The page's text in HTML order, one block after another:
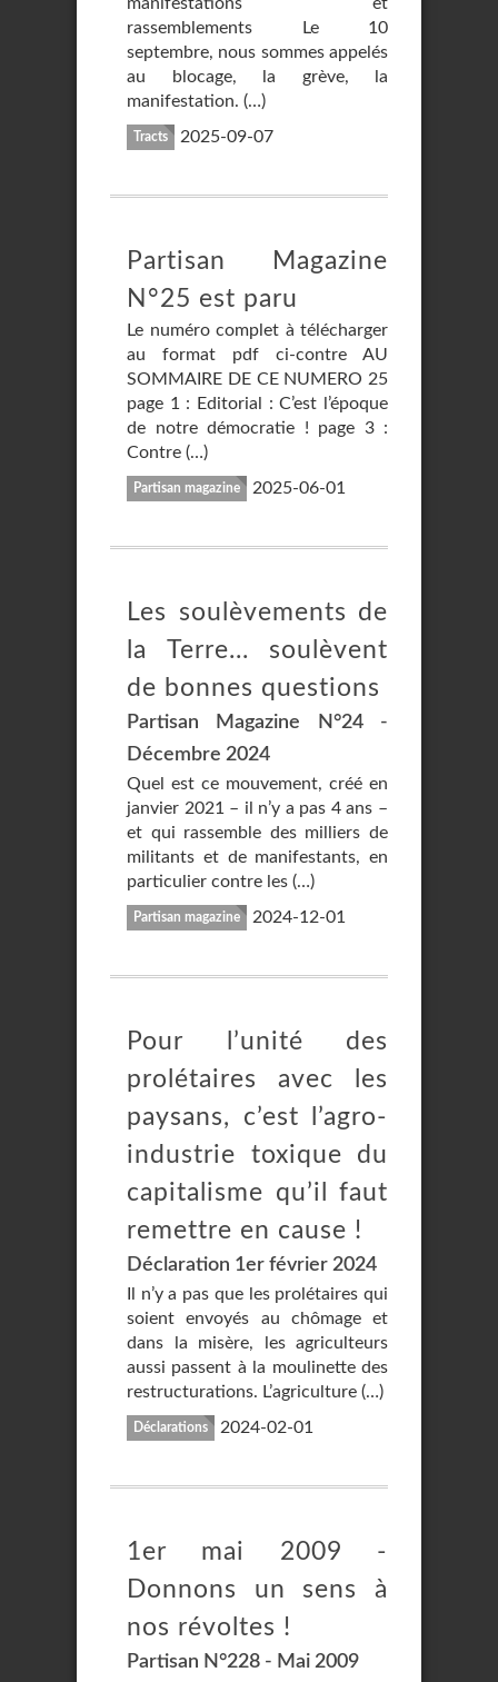
rassemblements Le 10
septembre, nous sommes appelés
au blocage, la grève, la
manifestation. (…)
Tracts 2025-09-07
Partisan Magazine
N°25 est paru
Le numéro complet à télécharger
au format pdf ci-contre AU
SOMMAIRE DE CE NUMERO 25
page 1 : Editorial : C’est l’époque
de notre démocratie ! page 3 :
Contre (…)
Partisan magazine 2025-06-01
Les soulèvements de
la Terre... soulèvent
de bonnes questions
Partisan Magazine N°24 -
Décembre 2024
Quel est ce mouvement, créé en
janvier 2021 – il n’y a pas 4 ans –
et qui rassemble des milliers de
militants et de manifestants, en
particulier contre les (…)
Partisan magazine 2024-12-01
Pour l’unité des
prolétaires avec les
paysans, c’est l’agro-
industrie toxique du
capitalisme qu’il faut
remettre en cause !
Déclaration 1er février 2024
Il n’y a pas que les prolétaires qui
soient envoyés au chômage et
dans la misère, les agriculteurs
aussi passent à la moulinette des
restructurations. L’agriculture (…)
Déclarations 2024-02-01
1er mai 2009 -
Donnons un sens à
nos révoltes !
Partisan N°228 - Mai 2009